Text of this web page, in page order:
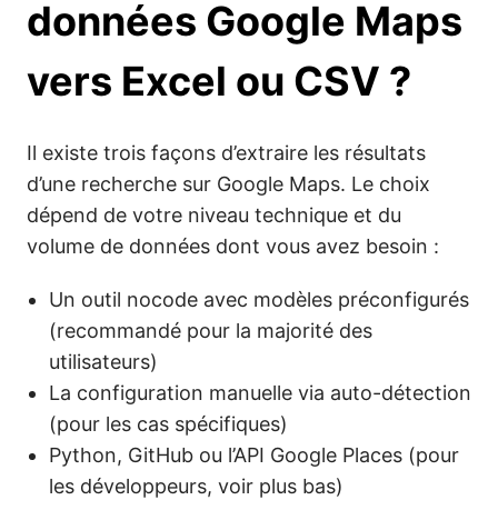
données Google Maps
vers Excel ou CSV ?
Il existe trois façons d’extraire les résultats
d’une recherche sur Google Maps. Le choix
dépend de votre niveau technique et du
volume de données dont vous avez besoin :
Un outil nocode avec modèles préconfigurés
(recommandé pour la majorité des
utilisateurs)
La configuration manuelle via auto-détection
(pour les cas spécifiques)
Python, GitHub ou l’API Google Places (pour
les développeurs, voir plus bas)